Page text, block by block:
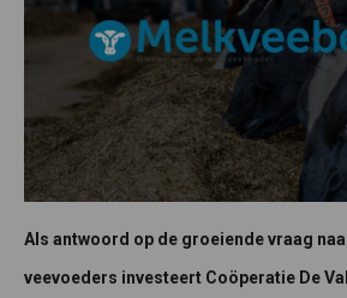
Als antwoord op de groeiende vraag
veevoeders investeert Coöperatie De